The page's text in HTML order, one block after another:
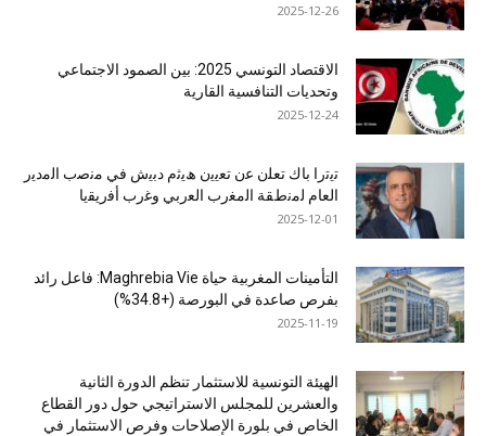
2025-12-26
الاقتصاد التونسي 2025: بين الصمود الاجتماعي
وتحديات التنافسية القارية
2025-12-24
ﺗﯾﺗرا ﺑﺎك ﺗﻌﻠن ﻋن ﺗﻌﯾﯾن ھﯾﺛم دﺑﯾش ﻓﻲ ﻣﻧﺻب اﻟﻣدﯾر
اﻟﻌﺎم ﻟﻣﻧطﻘﺔ اﻟﻣﻐرب اﻟﻌرﺑﻲ وﻏرب أﻓرﯾﻘﯾﺎ
2025-12-01
التأمينات المغربية حياة Maghrebia Vie: فاعل رائد
بفرص صاعدة في البورصة (+34.8%)
2025-11-19
الهيئة التونسية للاستثمار تنظم الدورة الثانية
والعشرين للمجلس الاستراتيجي حول دور القطاع
الخاص في بلورة الإصلاحات وفرص الاستثمار في